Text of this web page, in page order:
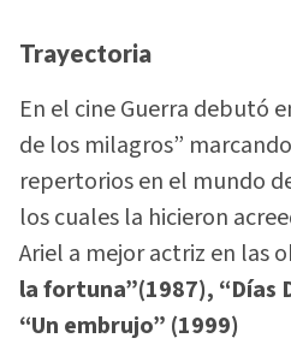
Trayectoria
En el cine Guerra debutó
de los milagros”
repertorios en el mundo
los cuales la hicieron
Ariel a mejor actriz en las
la fortuna”(1987), “Días
“Un embrujo” (1999)